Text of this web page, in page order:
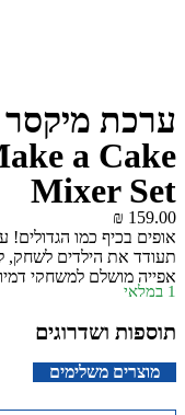
מיקסר
Make a
Mixer
₪
הילדים לשחק, לדמיין
למשחקי דמיון
ושדרוגים
משלימים